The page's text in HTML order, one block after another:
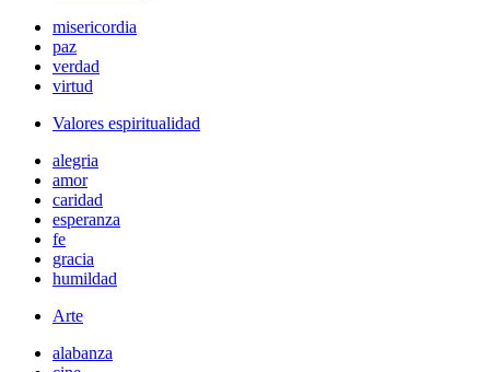
misericordia
paz
verdad
virtud
Valores espiritualidad
alegria
amor
caridad
esperanza
fe
gracia
humildad
Arte
alabanza